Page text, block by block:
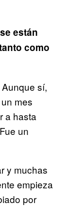
están
como
sí,
mes
a hasta
un
y muchas
empieza
por